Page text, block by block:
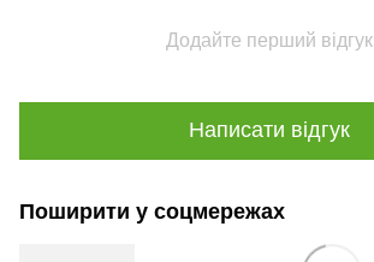
Додайте перший відгук
Написати відгук
Поширити у соцмережах